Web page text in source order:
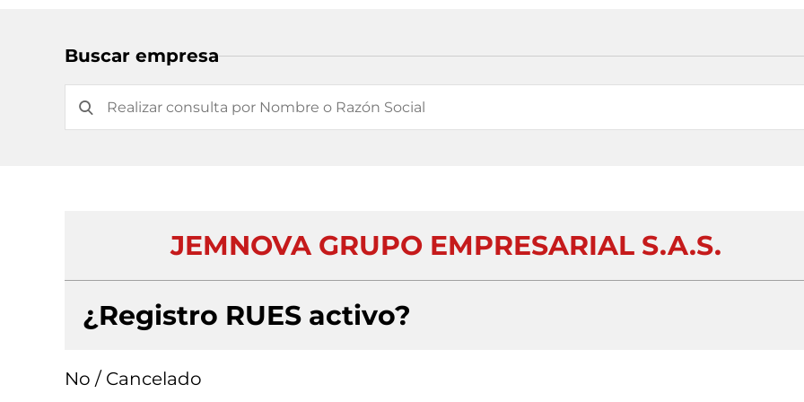
Buscar empresa
JEMNOVA GRUPO EMPRESARIAL S.A.S.
¿Registro RUES activo?
No / Cancelado